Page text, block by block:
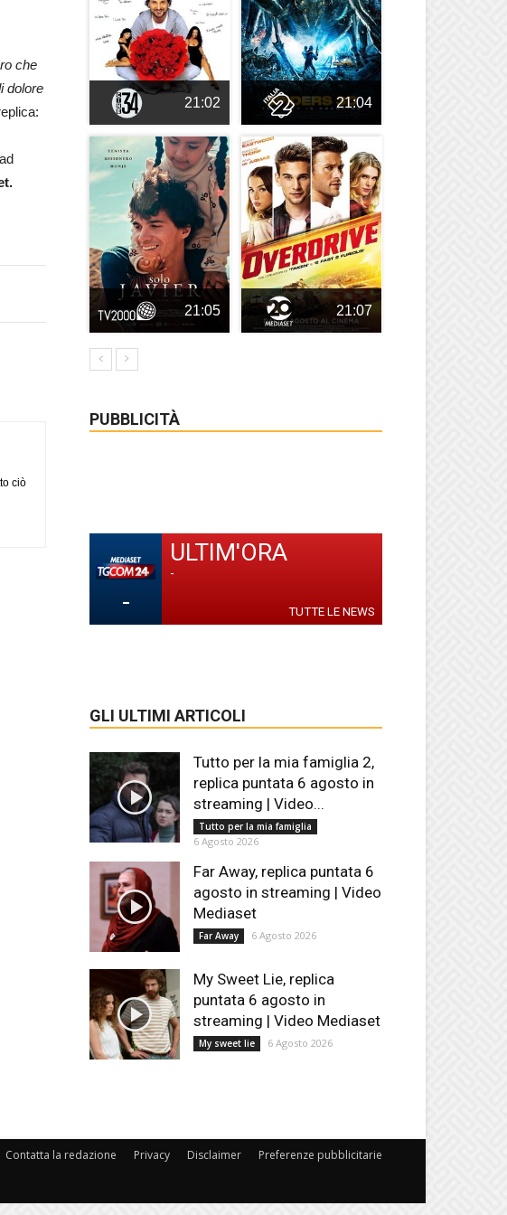
che
dolore
ciò
21:02 21:04
21:05 21:07
PUBBLICITÀ
-
ULTIM'ORA
-
TUTTE LE NEWS
GLI ULTIMI ARTICOLI
Tutto per la mia famiglia 2,
replica puntata 6 agosto in
streaming | Video...
Tutto per la mia famiglia
6 Agosto 2026
Far Away, replica puntata 6
agosto in streaming | Video
Mediaset
Far Away 6 Agosto 2026
My Sweet Lie, replica
puntata 6 agosto in
streaming | Video Mediaset
My sweet lie 6 Agosto 2026
Contatta la redazione Privacy Disclaimer Preferenze pubblicitarie